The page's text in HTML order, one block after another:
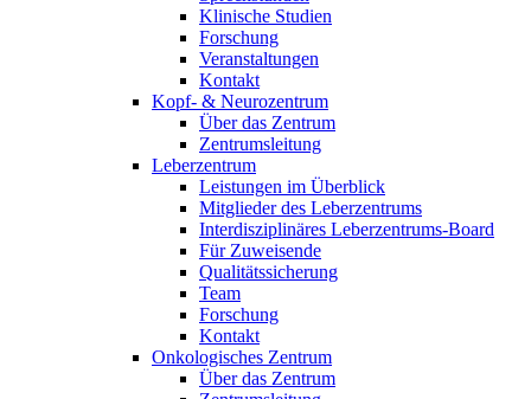
Klinische Studien
Forschung
Veranstaltungen
Kontakt
Kopf- & Neurozentrum
Über das Zentrum
Zentrumsleitung
Leberzentrum
Leistungen im Überblick
Mitglieder des Leberzentrums
Interdisziplinäres Leberzentrums-Board
Für Zuweisende
Qualitätssicherung
Team
Forschung
Kontakt
Onkologisches Zentrum
Über das Zentrum